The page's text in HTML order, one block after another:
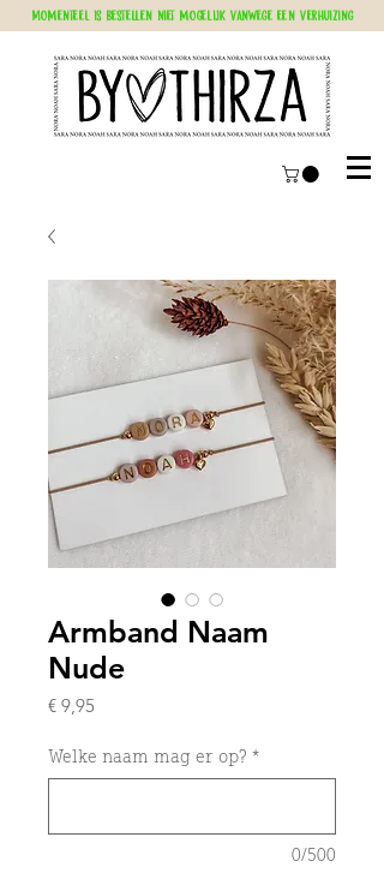
Momenteel is bestellen niet mogelijk vanwege een verhuizing
Armband Naam
Nude
€ 9,95
Welke naam mag er op? *
0/500